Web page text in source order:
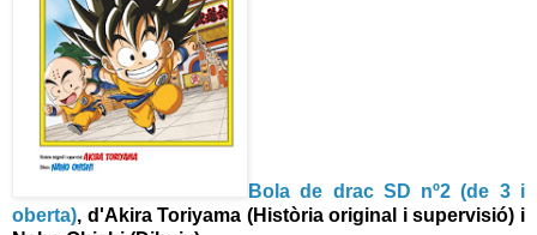
Bola de drac SD nº2 (de 3 i
oberta), d'Akira Toriyama (Història original i supervisió) i